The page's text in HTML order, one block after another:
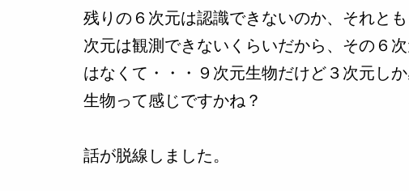
残りの６次元は認識できないのか、それと
次元は観測できないくらいだから、その６
はなくて・・・９次元生物だけど３次元し
生物って感じですかね？
話が脱線しました。